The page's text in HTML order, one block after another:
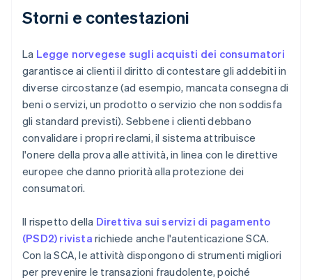
Storni e contestazioni
La Legge norvegese sugli acquisti dei consumatori
garantisce ai clienti il diritto di contestare gli addebiti in
diverse circostanze (ad esempio, mancata consegna di
beni o servizi, un prodotto o servizio che non soddisfa
gli standard previsti). Sebbene i clienti debbano
convalidare i propri reclami, il sistema attribuisce
l'onere della prova alle attività, in linea con le direttive
europee che danno priorità alla protezione dei
consumatori.
Il rispetto della Direttiva sui servizi di pagamento
(PSD2) rivista richiede anche l'autenticazione SCA.
Con la SCA, le attività dispongono di strumenti migliori
per prevenire le transazioni fraudolente, poiché